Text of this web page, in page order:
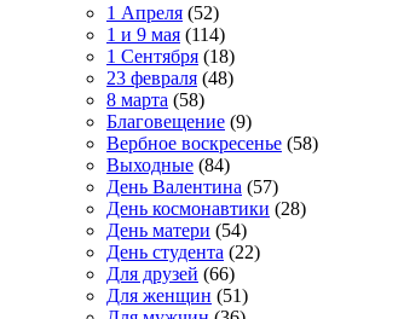
1 Апреля (52)
1 и 9 мая (114)
1 Сентября (18)
23 февраля (48)
8 марта (58)
Благовещение (9)
Вербное воскресенье (58)
Выходные (84)
День Валентина (57)
День космонавтики (28)
День матери (54)
День студента (22)
Для друзей (66)
Для женщин (51)